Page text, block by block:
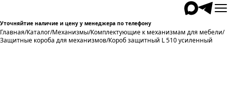
Уточняйтие наличие и цену у менеджера по телефону
Главная/Каталог/Механизмы/Комплектующие к механизмам для мебели/
Защитные короба для механизмов/Короб защитный L 510 усиленный